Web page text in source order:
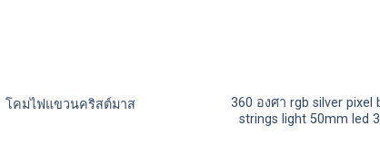
โคมไฟแขวนคริสต์มาส
360 องศา rgb silver pixel
strings light 50mm led